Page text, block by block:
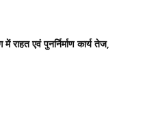
राहत एवं पुनर्निर्माण कार्य तेज,